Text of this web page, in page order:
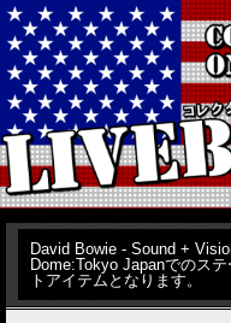
David Bowie - Sound +
Dome:Tokyo Japanでのス
トアイテムとなります。